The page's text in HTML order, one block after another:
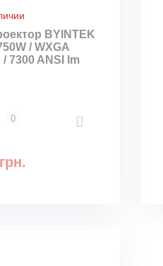
BYINTEK
/ WXGA
/ 7300 ANSI lm
0